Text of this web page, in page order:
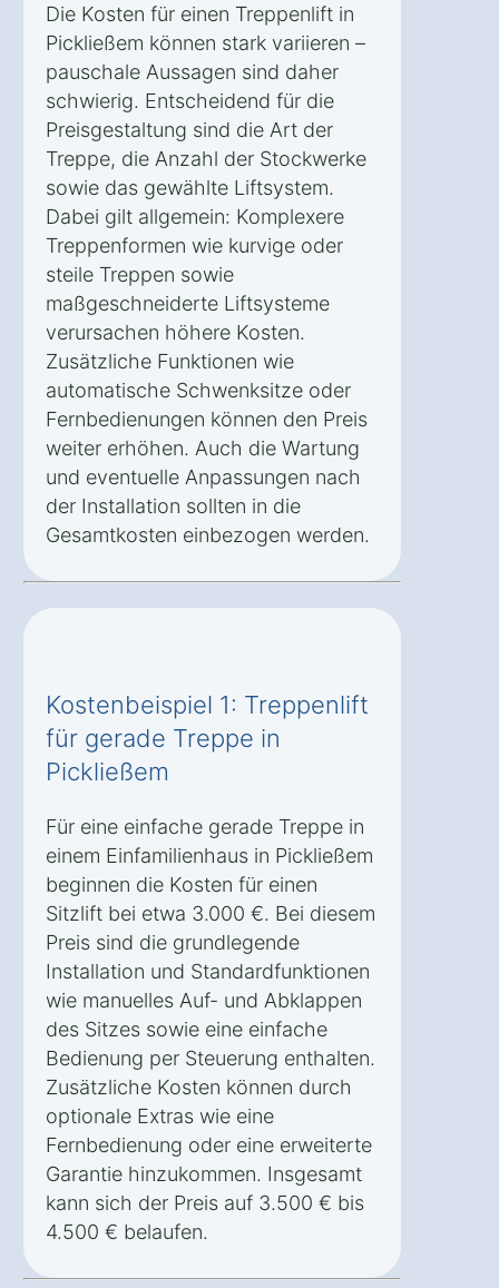
Die Kosten für einen Treppenlift in
Pickließem können stark variieren –
pauschale Aussagen sind daher
schwierig. Entscheidend für die
Preisgestaltung sind die Art der
Treppe, die Anzahl der Stockwerke
sowie das gewählte Liftsystem.
Dabei gilt allgemein: Komplexere
Treppenformen wie kurvige oder
steile Treppen sowie
maßgeschneiderte Liftsysteme
verursachen höhere Kosten.
Zusätzliche Funktionen wie
automatische Schwenksitze oder
Fernbedienungen können den Preis
weiter erhöhen. Auch die Wartung
und eventuelle Anpassungen nach
der Installation sollten in die
Gesamtkosten einbezogen werden.
Kostenbeispiel 1: Treppenlift
für gerade Treppe in
Pickließem
Für eine einfache gerade Treppe in
einem Einfamilienhaus in Pickließem
beginnen die Kosten für einen
Sitzlift bei etwa 3.000 €. Bei diesem
Preis sind die grundlegende
Installation und Standardfunktionen
wie manuelles Auf- und Abklappen
des Sitzes sowie eine einfache
Bedienung per Steuerung enthalten.
Zusätzliche Kosten können durch
optionale Extras wie eine
Fernbedienung oder eine erweiterte
Garantie hinzukommen. Insgesamt
kann sich der Preis auf 3.500 € bis
4.500 € belaufen.